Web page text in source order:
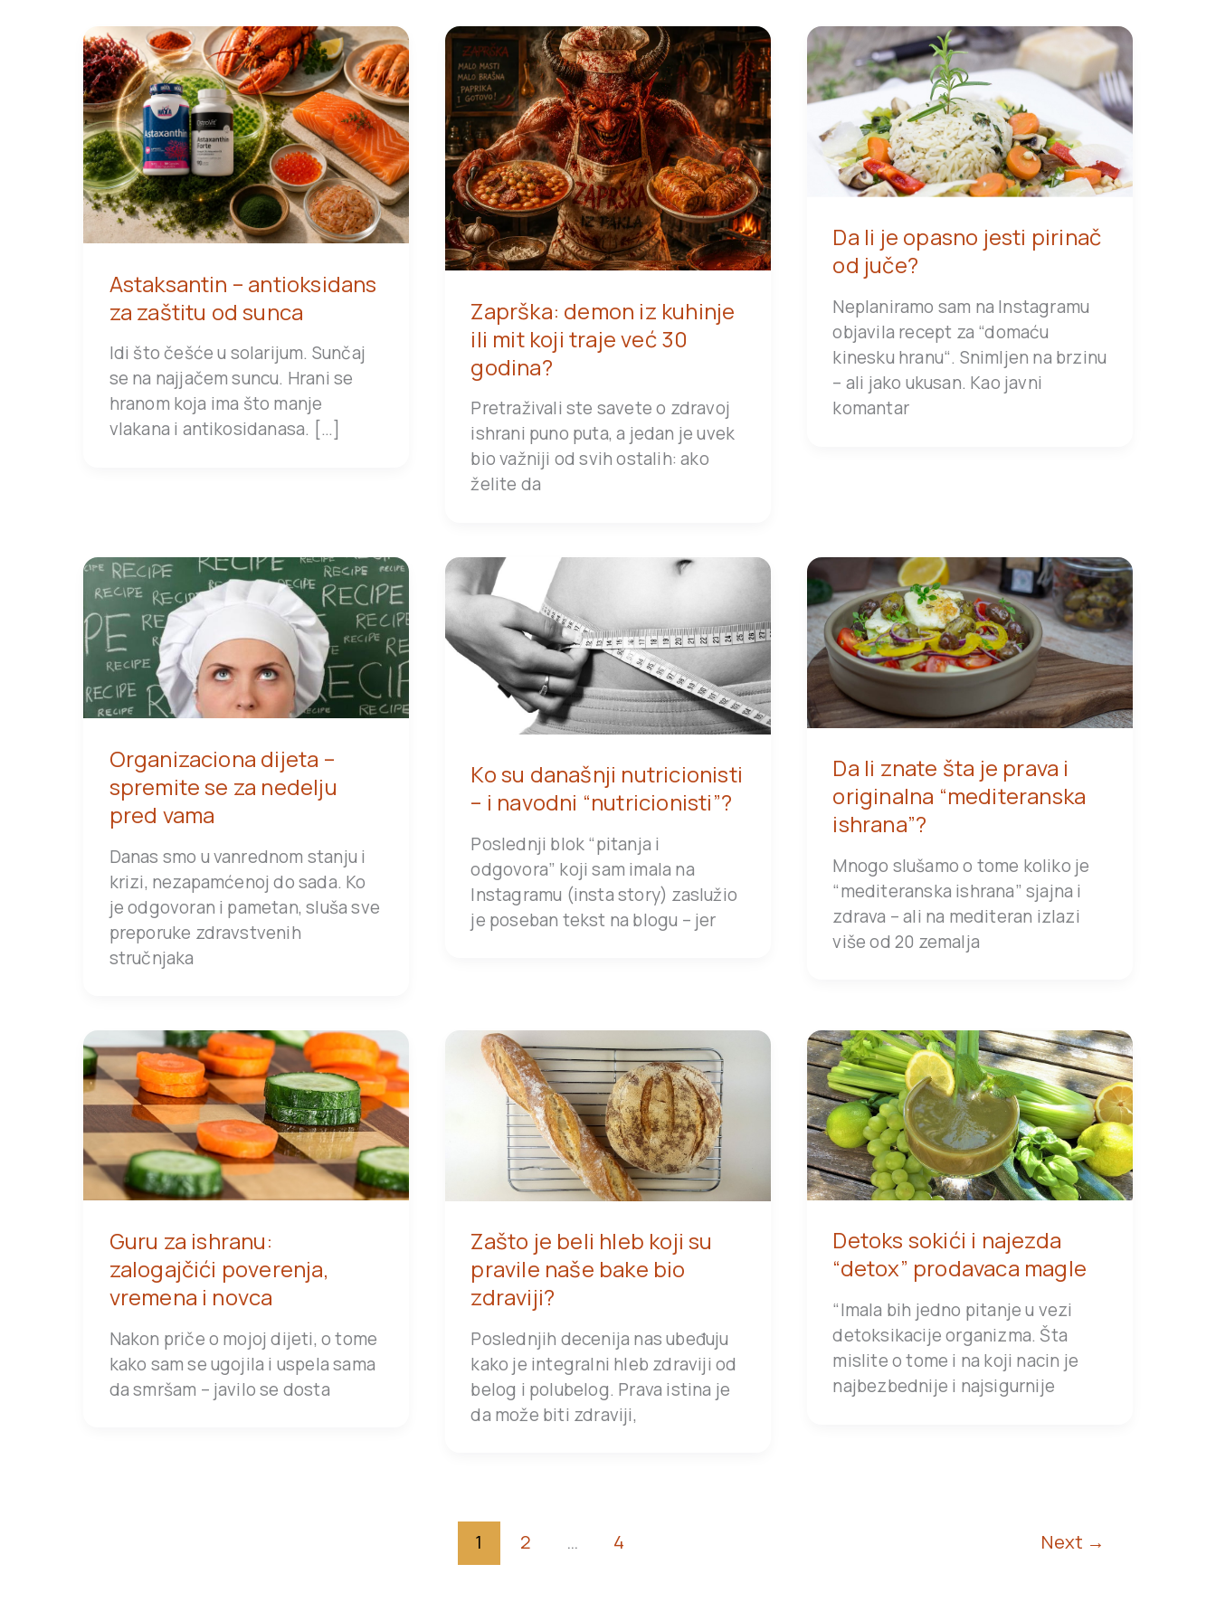
Astaksantin – antioksidans
za zaštitu od sunca
Idi što češće u solarijum. Sunčaj
se na najjačem suncu. Hrani se
hranom koja ima što manje
vlakana i antikosidanasa. […]
Zaprška: demon iz kuhinje
ili mit koji traje već 30
godina?
Pretraživali ste savete o zdravoj
ishrani puno puta, a jedan je uvek
bio važniji od svih ostalih: ako
želite da
Da li je opasno jesti pirinač
od juče?
Neplaniramo sam na Instagramu
objavila recept za “domaću
kinesku hranu“. Snimljen na brzinu
– ali jako ukusan. Kao javni
komantar
Organizaciona dijeta –
spremite se za nedelju
pred vama
Danas smo u vanrednom stanju i
krizi, nezapamćenoj do sada. Ko
je odgovoran i pametan, sluša sve
preporuke zdravstvenih
stručnjaka
Ko su današnji nutricionisti
– i navodni “nutricionisti”?
Poslednji blok “pitanja i
odgovora” koji sam imala na
Instagramu (insta story) zaslužio
je poseban tekst na blogu – jer
Da li znate šta je prava i
originalna “mediteranska
ishrana”?
Mnogo slušamo o tome koliko je
“mediteranska ishrana” sjajna i
zdrava – ali na mediteran izlazi
više od 20 zemalja
Guru za ishranu:
zalogajčići poverenja,
vremena i novca
Nakon priče o mojoj dijeti, o tome
kako sam se ugojila i uspela sama
da smršam – javilo se dosta
Zašto je beli hleb koji su
pravile naše bake bio
zdraviji?
Poslednjih decenija nas ubeđuju
kako je integralni hleb zdraviji od
belog i polubelog. Prava istina je
da može biti zdraviji,
Detoks sokići i najezda
“detox” prodavaca magle
“Imala bih jedno pitanje u vezi
detoksikacije organizma. Šta
mislite o tome i na koji nacin je
najbezbednije i najsigurnije
1 2 … 4 Next →